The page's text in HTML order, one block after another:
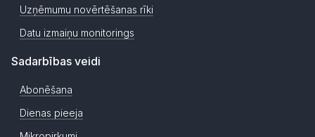
Uzņēmumu novērtēšanas rīki
Datu izmaiņu monitorings
Sadarbības veidi
Abonēšana
Dienas pieeja